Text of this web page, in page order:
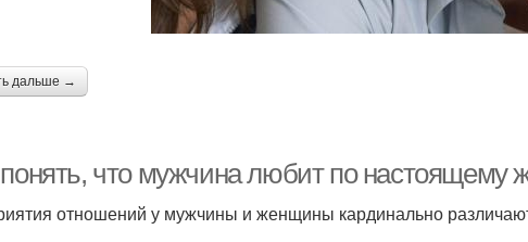
дальше →
понять, что мужчина любит по
отношений у мужчины и женщины кардинально